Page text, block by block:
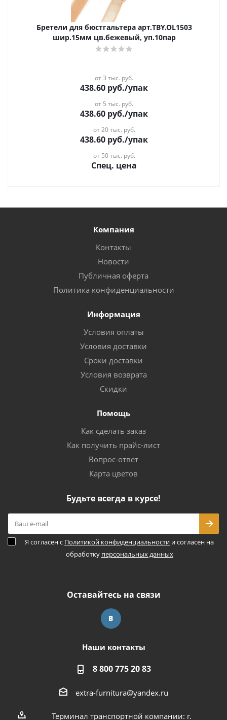
Бретели для бюстгальтера арт.TBY.OL1503
шир.15мм цв.бежевый, уп.10пар
от 3 тыс. руб.
438.60 руб./упак
от 5 тыс. руб.
438.60 руб./упак
от 20 тыс. руб.
438.60 руб./упак
от 50 тыс. руб.
Спец. цена
Компания
Контакты
Новости
Публичная оферта
Политика конфиденциальности
Информация
Условия оплаты
Условия доставки
Сроки доставки
Условия возврата
Скидки
Помощь
Как сделать заказ
Как получить прайс-лист
Вопрос-ответ
Карта цветов
Будьте всегда в курсе!
Я согласен с Политикой конфиденциальности и согласен на
обработку персональных данных
Оставайтесь на связи
Наши контакты
8 800 775 20 83
extra-furnitura@yandex.ru
Терминал транспортной компании: г.